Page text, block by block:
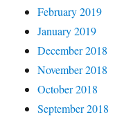
February 2019
January 2019
December 2018
November 2018
October 2018
September 2018